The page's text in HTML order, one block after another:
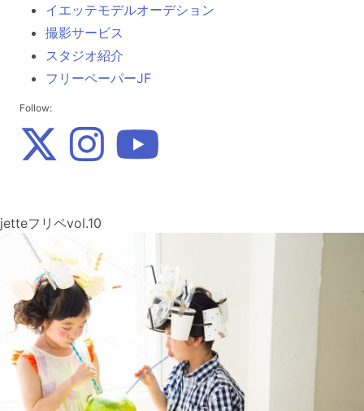
イエッテモデルオーデション
撮影サービス
スタジオ紹介
フリーペーパーJF
Follow:
jetteフリペvol.10